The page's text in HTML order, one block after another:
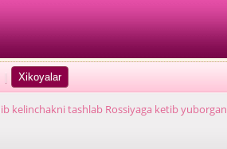
|
kelinchakni tashlab Rossiyaga ketib yuborgan